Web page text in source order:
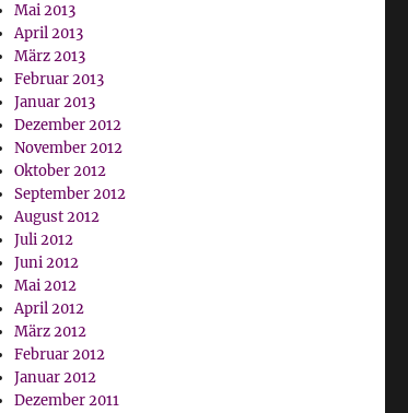
Mai 2013
April 2013
März 2013
Februar 2013
Januar 2013
Dezember 2012
November 2012
Oktober 2012
September 2012
August 2012
Juli 2012
Juni 2012
Mai 2012
April 2012
März 2012
Februar 2012
Januar 2012
Dezember 2011